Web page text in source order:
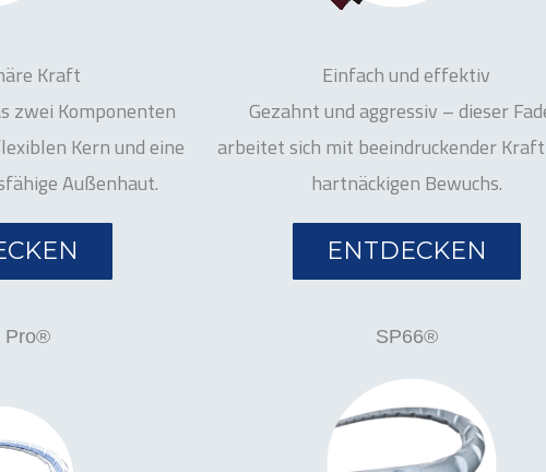
Kraft
zwei Komponenten
Kern und eine
Außenhaut.
Einfach und effektiv
Gezahnt und aggressiv – dieser
arbeitet sich mit beeindruckender
hartnäckigen Bewuchs.
ENTDECKEN
Pro® SP66®